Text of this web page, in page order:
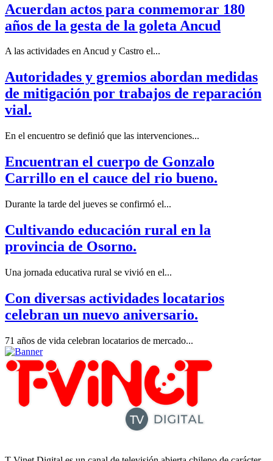
Acuerdan actos para conmemorar 180
años de la gesta de la goleta Ancud
A las actividades en Ancud y Castro el...
Autoridades y gremios abordan medidas
de mitigación por trabajos de reparación
vial.
En el encuentro se definió que las intervenciones...
Encuentran el cuerpo de Gonzalo
Carrillo en el cauce del rio bueno.
Durante la tarde del jueves se confirmó el...
Cultivando educación rural en la
provincia de Osorno.
Una jornada educativa rural se vivió en el...
Con diversas actividades locatarios
celebran un nuevo aniversario.
71 años de vida celebran locatarios de mercado...